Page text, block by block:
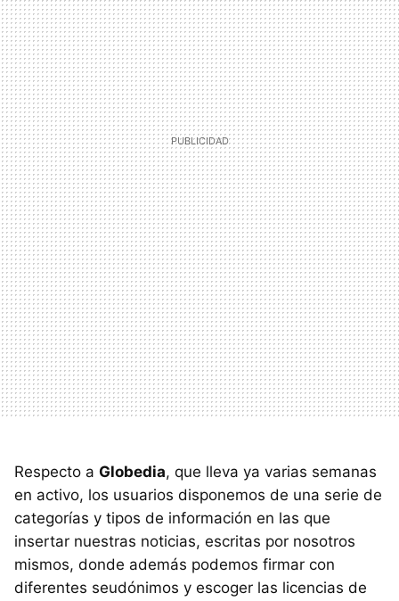
Respecto a Globedia, que lleva ya varias semanas
en activo, los usuarios disponemos de una serie de
categorías y tipos de información en las que
insertar nuestras noticias, escritas por nosotros
mismos, donde además podemos firmar con
diferentes seudónimos y escoger las licencias de